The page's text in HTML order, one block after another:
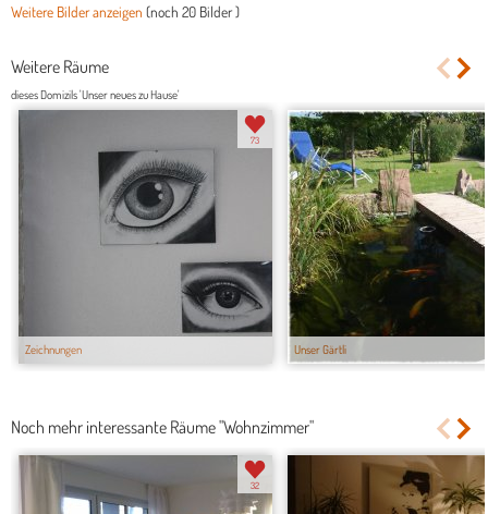
Weitere Bilder anzeigen (noch 20 Bilder)
Weitere Räume
dieses Domizils 'Unser neues zu Hause'
Zeichnungen
73
Unser Gärtli
Noch mehr interessante Räume "Wohnzimmer"
32